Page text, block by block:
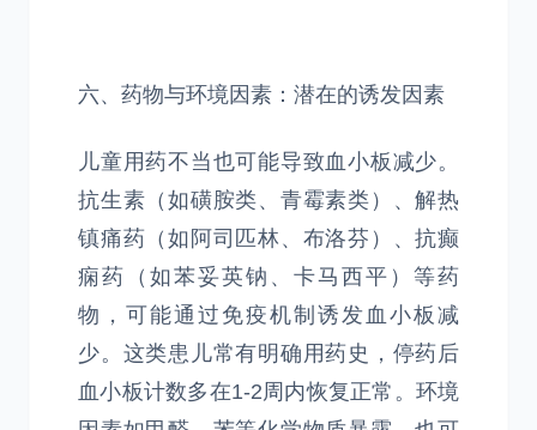
六、药物与环境因素：潜在的诱发因素
儿童用药不当也可能导致血小板减少。
抗生素（如磺胺类、青霉素类）、解热
镇痛药（如阿司匹林、布洛芬）、抗癫
痫药（如苯妥英钠、卡马西平）等药
物，可能通过免疫机制诱发血小板减
少。这类患儿常有明确用药史，停药后
血小板计数多在1-2周内恢复正常。环境